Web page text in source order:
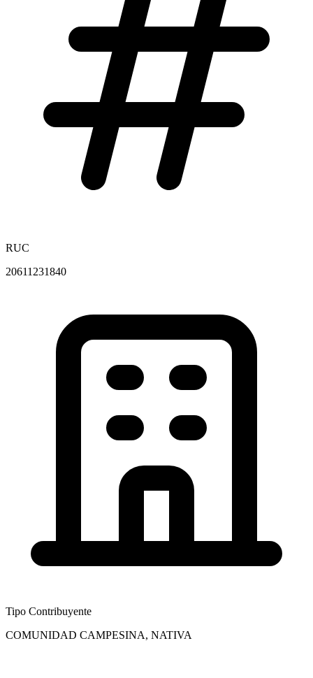
RUC
20611231840
Tipo Contribuyente
COMUNIDAD CAMPESINA, NATIVA